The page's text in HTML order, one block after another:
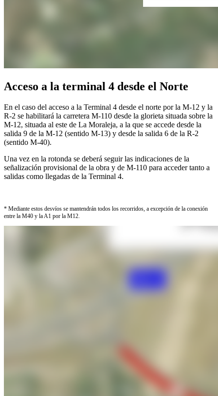
Acceso a la terminal 4 desde el Norte
En el caso del acceso a la Terminal 4 desde el norte por la M-12 y la
R-2 se habilitará la carretera M-110 desde la glorieta situada sobre la
M-12, situada al este de La Moraleja, a la que se accede desde la
salida 9 de la M-12 (sentido M-13) y desde la salida 6 de la R-2
(sentido M-40).
Una vez en la rotonda se deberá seguir las indicaciones de la
señalización provisional de la obra y de M-110 para acceder tanto a
salidas como llegadas de la Terminal 4.
* Mediante estos desvíos se mantendrán todos los recorridos, a excepción de la conexión
entre la M40 y la A1 por la M12.